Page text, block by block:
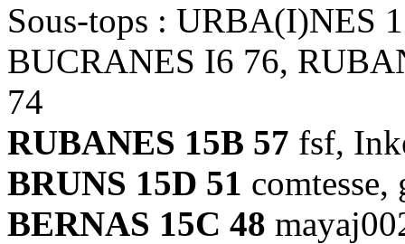
Sous-tops : URBA(I)NES
BUCRANES I6 76,
74
RUBANES 15B 57 fsf,
BRUNS 15D 51 comtesse,
BERNAS 15C 48